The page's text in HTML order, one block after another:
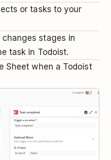
or tasks to your
stages in
task in Todoist.
Sheet when a Todoist